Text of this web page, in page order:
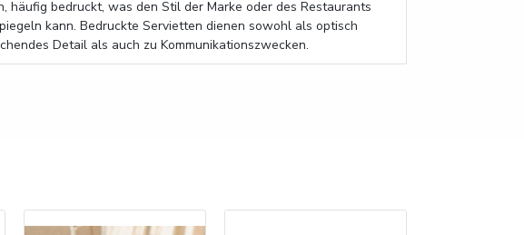
häufig bedruckt, was den Stil der Marke oder des Restaurants
kann. Bedruckte Servietten dienen sowohl als optisch
Detail als auch zu Kommunikationszwecken.